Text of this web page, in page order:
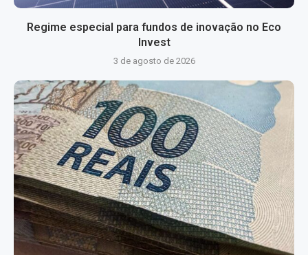
Regime especial para fundos de inovação no Eco
Invest
3 de agosto de 2026